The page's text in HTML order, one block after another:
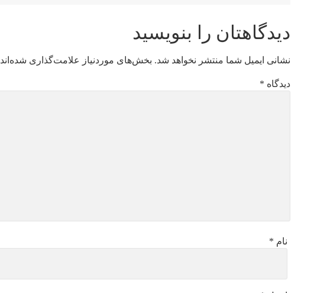
دیدگاهتان را بنویسید
نشانی ایمیل شما منتشر نخواهد شد. بخش‌های موردنیاز علامت‌گذاری شده‌اند
دیدگاه *
نام *